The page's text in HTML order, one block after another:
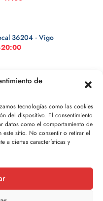
de
tecnologías como las cookies
del dispositivo. El consentimiento
datos como el comportamiento de
este sitio. No consentir o retirar el
a ciertas características y
36204 · Vigo